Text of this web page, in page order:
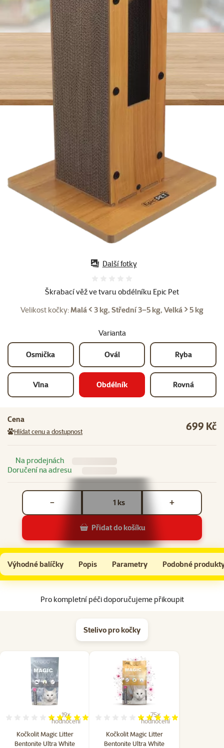
Škrabací věž ve tvaru obdélníku Epic Pet
Velikost kočky:Malá < 3 kg, Střední 3–5 kg, Velká > 5 kg
Varianta
Osmička Ovál Ryba
Vlna Obdélník Rovná
Cena
Hlídat cenu a dostupnost 699 Kč
Na prodejnách
Doručení na adresu
ks
− +
Přidat do košíku
Další fotky
Škrabací věž ve tvaru obdélníku Epic Pet
Do košíku
Výhodné balíčky Popis Parametry Podobné
Na začátek stránky
Pro kompletní péči doporučujeme přikoupit
Stelivo pro kočky
Kočkolit Magic Litter
Bentonite Ultra White
Hodnocení 96%, počet hodnocení: 19
19×
hodnocení
Kočkolit Magic Litter
Bentonite Ultra White
Hodnocení 97%, počet
75×
hodnocení